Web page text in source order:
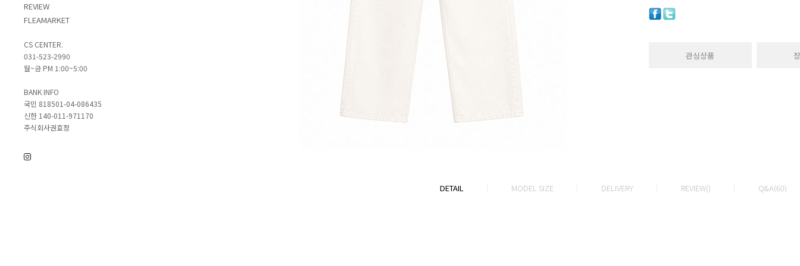
REVIEW
FLEAMARKET
CS CENTER.
031-523-2990
월~금 PM 1:00~5:00
BANK INFO
국민 818501-04-086435
신한 140-011-971170
주식회사권효정
관심상품
DETAIL MODEL SIZE DELIVERY REVIEW() Q&A(60)